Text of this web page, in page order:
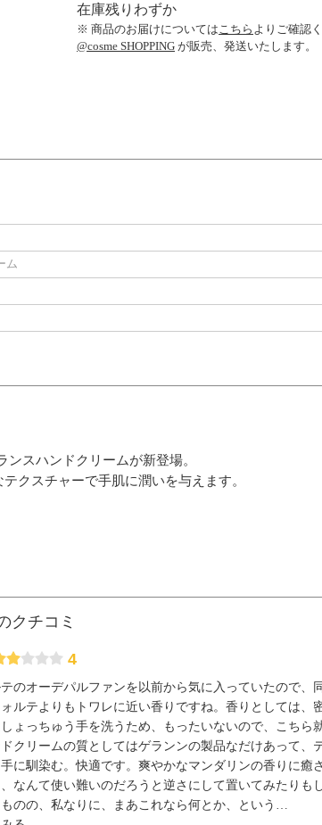
在庫残りわずか
※ 商品のお届けについては こちら よりご確認
@cosme SHOPPING が販売、発送いたします。
ム
スハンドクリームが新登場。
クスチャーで手肌に潤いを与えます。
クチコミ
4
のオーデパルファンを以前から気に入っていたので、
ルテよりもトワレに近い香りですね。香りとしては、
ょっちゅう手を洗うため、もったいないので、こちら
クリームの質としてはゲランンの製品なだけあって、
に馴染む。快適です。爽やかなマンダリンの香りに癒
なんて使い難いのだろうと逆さにして置いてみたりも
のの、私なりに、まあこれなら何とか、という